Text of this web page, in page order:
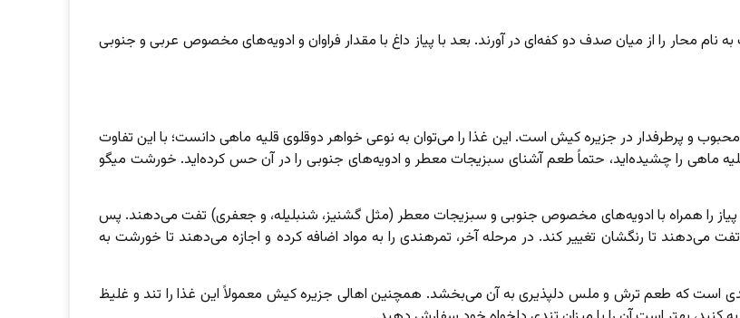
محار را از میان صدف دو کفه‌ای در ‌آورند. بعد با پیاز داغ با مقدار فراوان و ادویه‌های مخصوص عربی و جنوبی
و پرطرفدار در جزیره کیش است. این غذا را می‌توان به نوعی خواهر دوقلوی قلیه ماهی دانست؛ با این تفاوت
ماهی را چشیده‌اید، حتماً طعم آشنای سبزیجات معطر و ادویه‌های جنوبی را در آن حس کرده‌اید. خورشت میگو
پیاز را همراه با ادویه‌های مخصوص جنوبی و سبزیجات معطر (مثل گشنیز، شنبلیله، و جعفری) تفت می‌دهند. پس
می‌دهند تا رنگشان تغییر کند. در مرحله آخر، تمرهندی را به مواد اضافه کرده و اجازه می‌دهند تا خورشت به
است که طعم ترش و ملس دلپذیری به آن می‌بخشد. همچنین اهالی جزیره کیش معمولاً این غذا را تند و غلیظ